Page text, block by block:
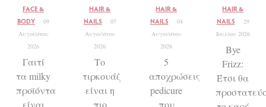
FACE &
BODY
09
Αυγούστου
2026
Γαιτί
τα milky
προϊόντα
HAIR &
NAILS
07
Αυγούστου
2026
Το
τιρκουάζ
είναι η
HAIR &
NAILS
04
Αυγούστου
2026
5
αποχρώσεις
pedicure
HAIR &
NAILS
29
Ιουλίου 2026
Bye
Frizz:
Έτσι θα